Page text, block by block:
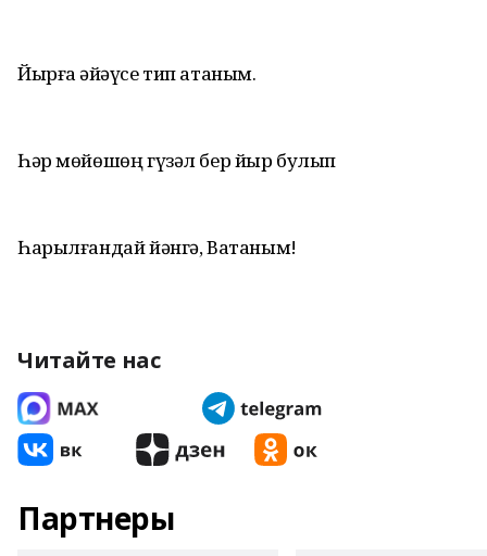
Йырға әйҙәүсе тип атаным.
Һәр мөйөшөң гүзәл бер йыр булып
Һарылғандай йәнгә, Ватаным!
Читайте нас
Партнеры